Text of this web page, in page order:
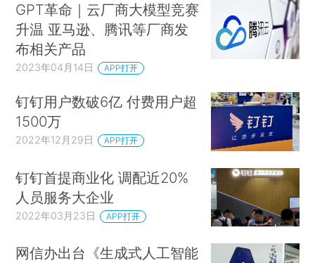
GPT革命｜云厂商大模型竞赛
升温 亚马逊、腾讯等厂商发
布相关产品
2023年04月14日 APP打开
钉钉用户数破6亿 付费用户超
1500万
2022年12月29日 APP打开
钉钉首提商业化 调配近20%
人员服务大企业
2022年03月23日 APP打开
网信办出台《生成式人工智能